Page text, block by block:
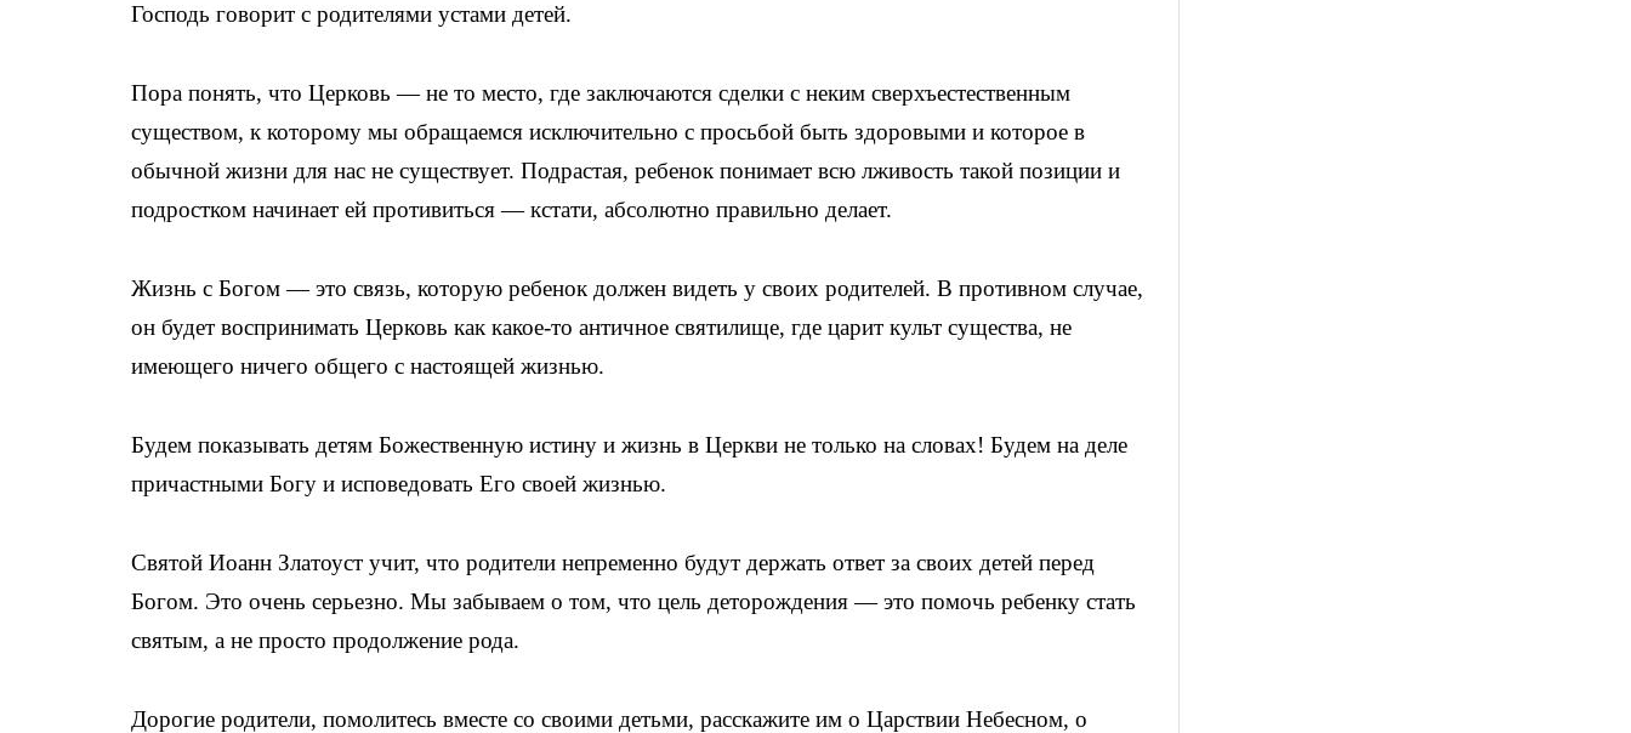
Господь говорит с родителями устами детей.
Пора понять, что Церковь — не то место, где заключаются сделки с неким сверхъестественным
существом, к которому мы обращаемся исключительно с просьбой быть здоровыми и которое в
обычной жизни для нас не существует. Подрастая, ребенок понимает всю лживость такой позиции и
подростком начинает ей противиться — кстати, абсолютно правильно делает.
Жизнь с Богом — это связь, которую ребенок должен видеть у своих родителей. В противном случае,
он будет воспринимать Церковь как какое-то античное святилище, где царит культ существа, не
имеющего ничего общего с настоящей жизнью.
Будем показывать детям Божественную истину и жизнь в Церкви не только на словах! Будем на деле
причастными Богу и исповедовать Его своей жизнью.
Святой Иоанн Златоуст учит, что родители непременно будут держать ответ за своих детей перед
Богом. Это очень серьезно. Мы забываем о том, что цель деторождения — это помочь ребенку стать
святым, а не просто продолжение рода.
Дорогие родители, помолитесь вместе со своими детьми, расскажите им о Царствии Небесном, о